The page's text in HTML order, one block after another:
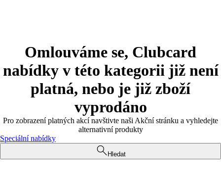
Omlouváme se, Clubcard
nabídky v této kategorii již není
platná, nebo je již zboží
vyprodáno
Pro zobrazení platných akcí navštivte naši Akční stránku a vyhledejte
alternativní produkty
Speciální nabídky
Hledat